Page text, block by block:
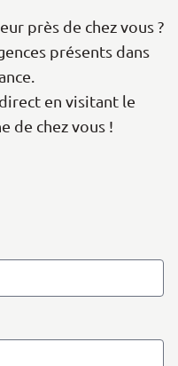
près de chez vous ?
présents dans
en visitant le
de chez vous !